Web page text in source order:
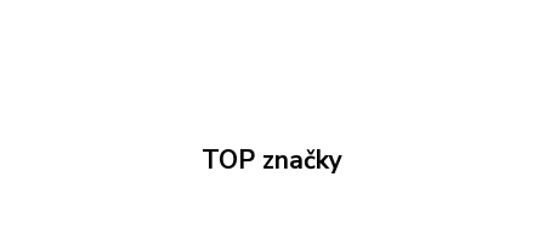
TOP značky